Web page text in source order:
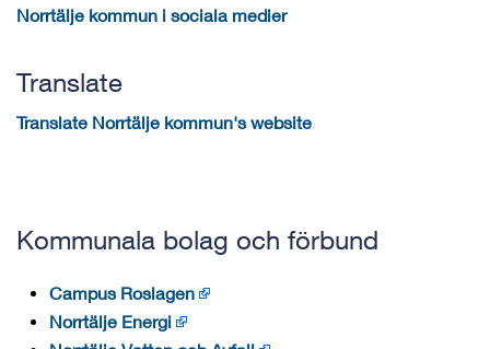
Norrtälje kommun i sociala medier
Translate
Translate Norrtälje kommun's website
Kommunala bolag och förbund
Campus Roslagen
Norrtälje Energi